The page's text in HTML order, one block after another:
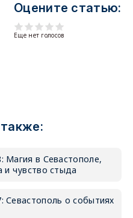
Оцените статью:
Еще нет голосов
Магия в Севастополе,
и чувство стыда
Севастополь о событиях